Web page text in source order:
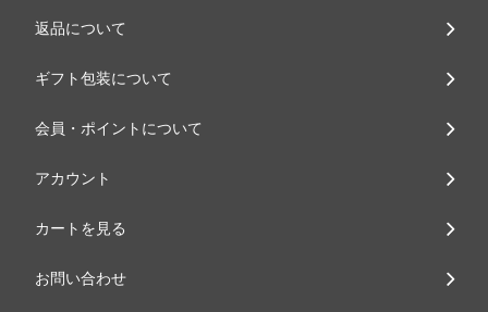
返品について
ギフト包装について
会員・ポイントについて
アカウント
カートを見る
お問い合わせ